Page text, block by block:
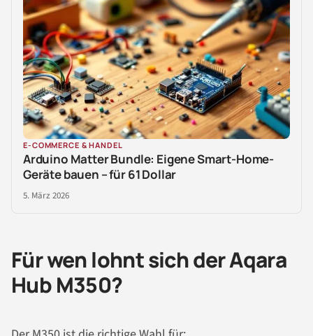
E-COMMERCE & HANDEL
Arduino Matter Bundle: Eigene Smart-Home-
Geräte bauen – für 61 Dollar
5. März 2026
Für wen lohnt sich der Aqara
Hub M350?